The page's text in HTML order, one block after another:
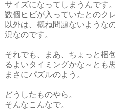
サイズになってしまうんです
数個ヒビが入っていたとのク
以外は、概ね問題ないような
況なのです。
それでも、まあ、ちょっと梱
るよいタイミングかな～とも
まさにパズルのよう。
どうしたものやら。
そんなこんなで。